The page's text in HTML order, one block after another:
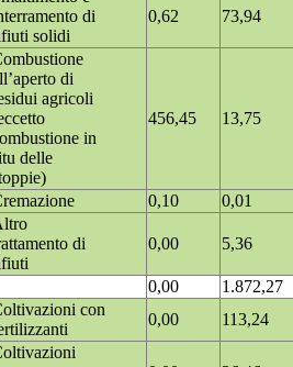
di
solidi
0,62 73,94
di
agricoli
in
delle
456,45 13,75
0,10
0,01
di
0,00 5,36
0,00
1.872,27
con
0,00
113,24